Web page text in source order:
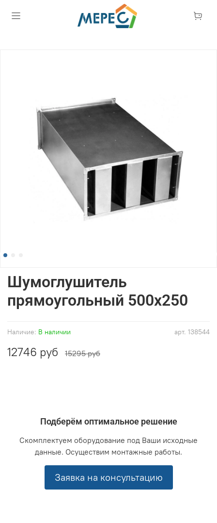
арт. 138544
Наличие: В наличии
Шумоглушитель
прямоугольный 500x250
12746 руб 15295 руб
Подберём оптимальное решение
Скомплектуем оборудование под Ваши исходные
данные. Осуществим монтажные работы.
Заявка на консультацию